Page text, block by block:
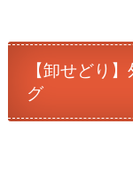
【卸せどり
グ